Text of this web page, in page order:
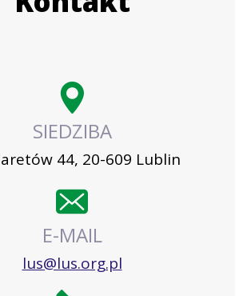
SIEDZIBA
44, 20-609 Lublin
E-MAIL
lus@lus.org.pl